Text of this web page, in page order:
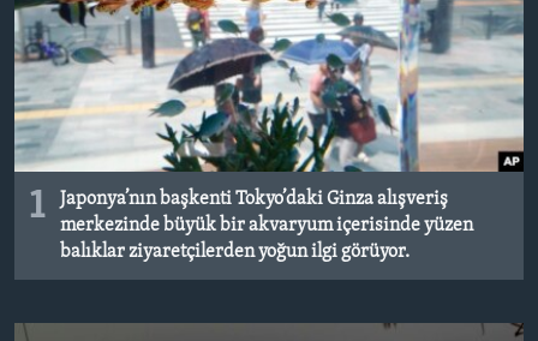
HAYATTAN
SANAT
BIZI TAKIP EDIN
Diller
1
Japonya’nın başkenti Tokyo’daki Ginza alışveriş
merkezinde büyük bir akvaryum içerisinde yüzen
balıklar ziyaretçilerden yoğun ilgi görüyor.